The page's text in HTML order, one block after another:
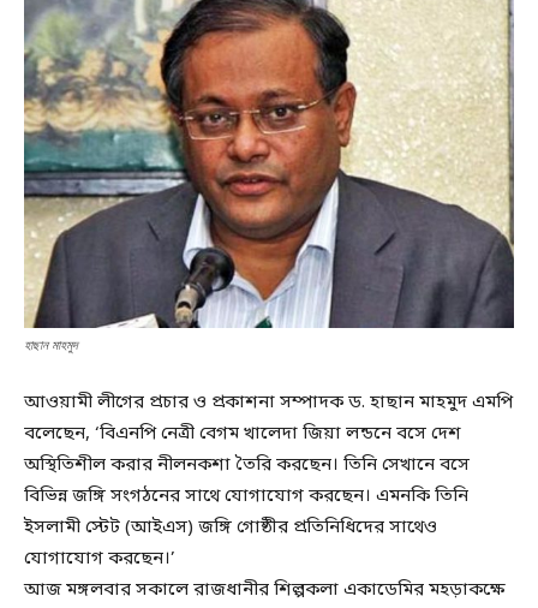
হাছান মাহমুদ
আওয়ামী লীগের প্রচার ও প্রকাশনা সম্পাদক ড. হাছান মাহমুদ এমপি
বলেছেন, ‘বিএনপি নেত্রী বেগম খালেদা জিয়া লন্ডনে বসে দেশ
অস্থিতিশীল করার নীলনকশা তৈরি করছেন। তিনি সেখানে বসে
বিভিন্ন জঙ্গি সংগঠনের সাথে যোগাযোগ করছেন। এমনকি তিনি
ইসলামী স্টেট (আইএস) জঙ্গি গোষ্ঠীর প্রতিনিধিদের সাথেও
যোগাযোগ করছেন।’
আজ মঙ্গলবার সকালে রাজধানীর শিল্পকলা একাডেমির মহড়াকক্ষে